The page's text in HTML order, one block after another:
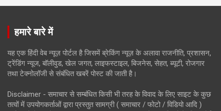
हमारे बारे में
यह एक हिंदी वेब न्यूज़ पोर्टल है जिसमें ब्रेकिंग न्यूज़ के अलावा राजनीति, प्रशासन,
ट्रेंडिंग न्यूज, बॉलीवुड, खेल जगत, लाइफस्टाइल, बिजनेस, सेहत, ब्यूटी, रोजगार
तथा टेक्नोलॉजी से संबंधित खबरें पोस्ट की जाती है।
Disclaimer - समाचार से सम्बंधित किसी भी तरह के विवाद के लिए साइट के कुछ
तत्वों में उपयोगकर्ताओं द्वारा प्रस्तुत सामग्री ( समाचार / फोटो / विडियो आदि )